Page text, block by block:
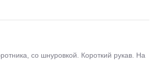
со шнуровкой. Короткий рукав. На